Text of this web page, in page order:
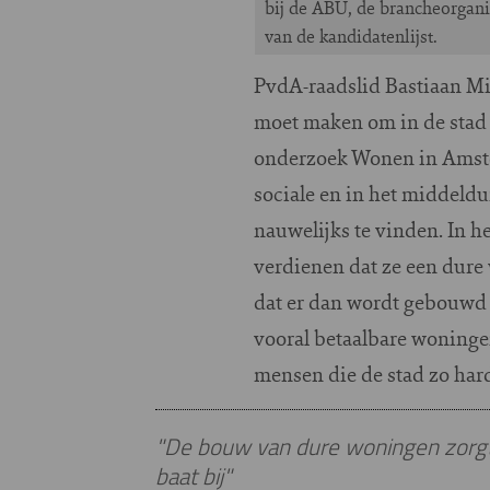
bij de ABU, de
van de kandidatenlijst.
PvdA-raadslid Bastiaan
moet maken om in de
onderzoek Wonen in
sociale en in het
nauwelijks te vinden. In
verdienen dat ze een
dat er dan wordt
vooral betaalbare
mensen die de stad zo
"De bouw van dure woningen
baat bij"